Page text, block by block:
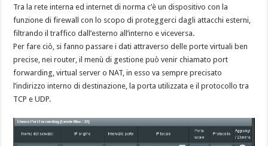
Tra la rete interna ed internet di norma c’è un dispositivo con la
funzione di firewall con lo scopo di proteggerci dagli attacchi esterni,
filtrando il traffico dall’esterno all’interno e viceversa.
Per fare ciò, si fanno passare i dati attraverso delle porte virtuali ben
precise, nei router, il menù di gestione può venir chiamato port
forwarding, virtual server o NAT, in esso va sempre precisato
l’indirizzo interno di destinazione, la porta utilizzata e il protocollo tra
TCP e UDP.